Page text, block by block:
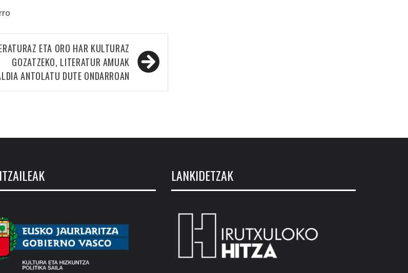
ETA ORO HAR KULTURAZ
GOZATZEKO, LITERATUR AMUAK
ANTOLATU DUTE ONDARROAN
LANKIDETZAK